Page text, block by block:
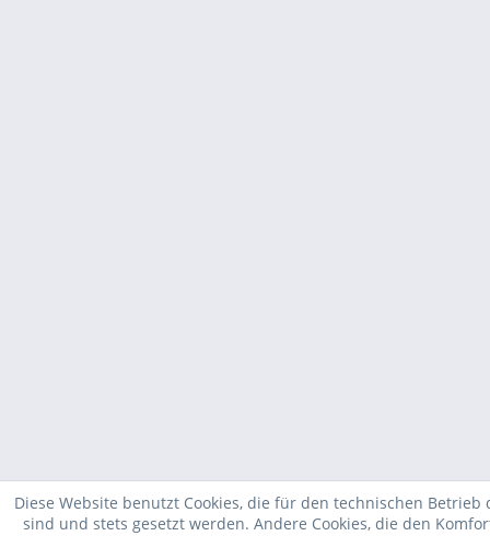
Diese Website benutzt Cookies, die für den technischen
sind und stets gesetzt werden. Andere Cookies, die den